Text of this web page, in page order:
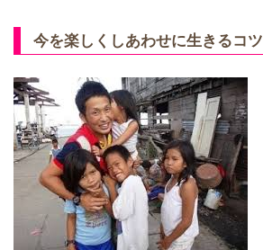
今を楽しくしあわせに生きるコツ